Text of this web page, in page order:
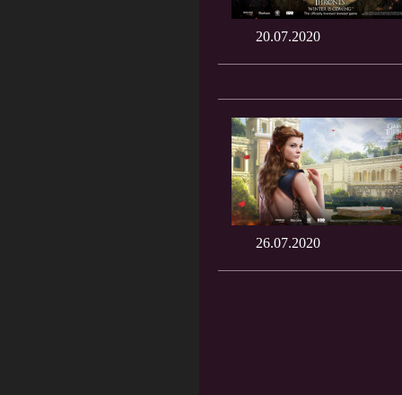
20.07.2020
26.07.2020